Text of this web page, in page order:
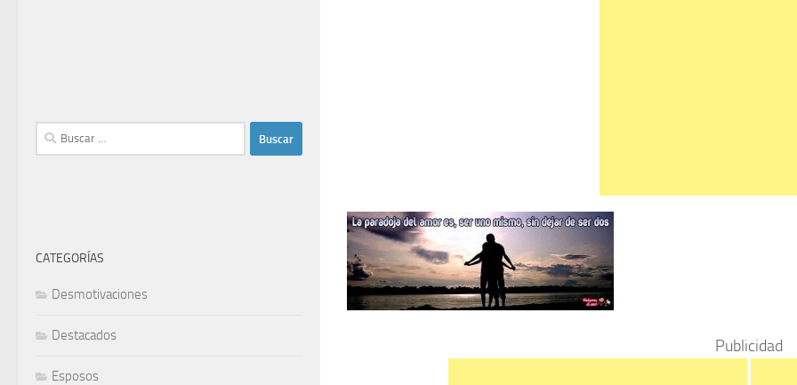
Publicidad
Buscar:
CATEGORÍAS
Desmotivaciones
Destacados
Esposos